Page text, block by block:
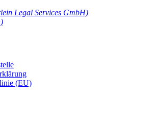
Legal Services GmbH)
(EU)